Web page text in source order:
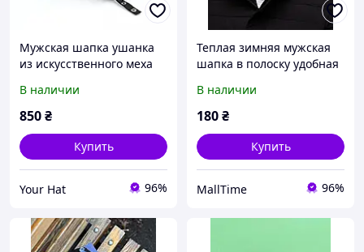
Мужская шапка ушанка
из искусственного меха
В наличии
850₴
Купить
Your Hat 96%
Теплая зимняя мужская
шапка в полоску удобная
time2271EDC
В наличии
180₴
Купить
MallTime 96%